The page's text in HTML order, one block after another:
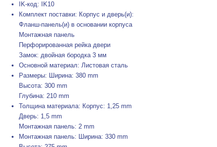
IK-код: IK10
Комплект поставки: Корпус и дверь(и):
Фланш-панель(и) в основании корпуса
Монтажная панель
Перфорированная рейка двери
Замок: двойная бородка 3 мм
Основной материал: Листовая сталь
Размеры: Ширина: 380 mm
Высота: 300 mm
Глубина: 210 mm
Толщина материала: Корпус: 1,25 mm
Дверь: 1,5 mm
Монтажная панель: 2 mm
Монтажная панель: Ширина: 330 mm